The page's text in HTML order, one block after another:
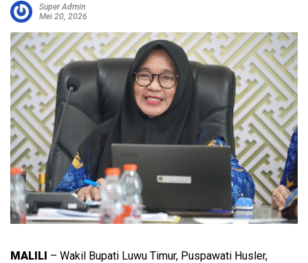
Super Admin
Mei 20, 2026
MALILI – Wakil Bupati Luwu Timur, Puspawati Husler,